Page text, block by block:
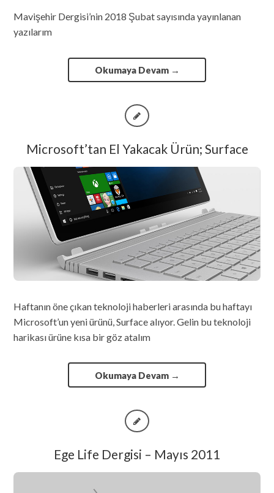
Mavişehir Dergisi’nin 2018 Şubat sayısında yayınlanan
yazılarım
Okumaya Devam →
Microsoft’tan El Yakacak Ürün; Surface
Haftanın öne çıkan teknoloji haberleri arasında bu haftayı
Microsoft’un yeni ürünü, Surface alıyor. Gelin bu teknoloji
harikası ürüne kısa bir göz atalım
Okumaya Devam →
Ege Life Dergisi – Mayıs 2011